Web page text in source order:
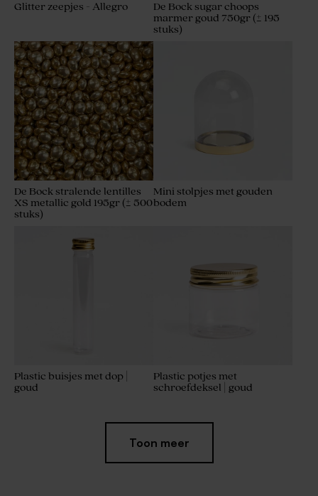
Glitter zeepjes - Allegro
De Bock sugar choops
marmer goud 750gr (± 195
stuks)
De Bock stralende lentilles
XS metallic gold 195gr (± 500
stuks)
Mini stolpjes met gouden
bodem
Plastic buisjes met dop |
goud
Plastic potjes met
schroefdeksel | goud
Toon meer